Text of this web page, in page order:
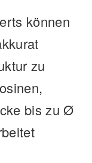
können
zu
bis zu Ø